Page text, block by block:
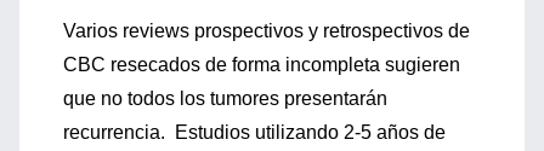
Varios reviews prospectivos y retrospectivos de
CBC resecados de forma incompleta sugieren
que no todos los tumores presentarán
recurrencia. Estudios utilizando 2-5 años de